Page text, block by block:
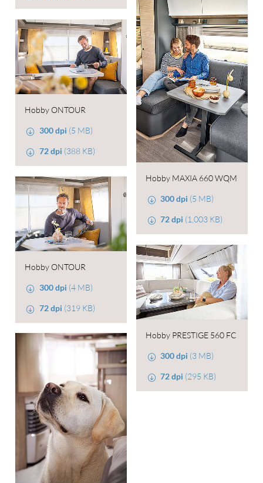
Hobby MAXIA 660 WQM
300 dpi (5 MB)
72 dpi (1,003 KB)
Hobby ONTOUR
300 dpi (5 MB)
72 dpi (388 KB)
Hobby ONTOUR
300 dpi (4 MB)
72 dpi (319 KB)
Hobby PRESTIGE 560 FC
300 dpi (3 MB)
72 dpi (295 KB)